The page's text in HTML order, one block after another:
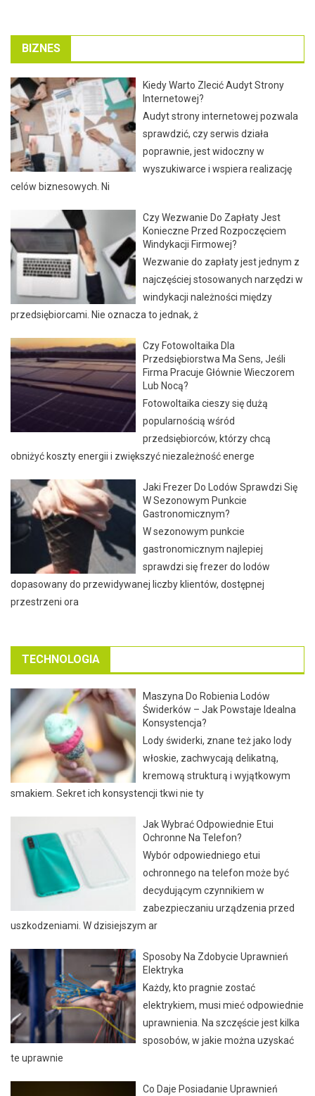
BIZNES
Kiedy Warto Zlecić Audyt Strony
Internetowej?
Audyt strony internetowej pozwala
sprawdzić, czy serwis działa
poprawnie, jest widoczny w
wyszukiwarce i wspiera realizację
celów biznesowych. Ni
Czy Wezwanie Do Zapłaty Jest
Konieczne Przed Rozpoczęciem
Windykacji Firmowej?
Wezwanie do zapłaty jest jednym z
najczęściej stosowanych narzędzi w
windykacji należności między
przedsiębiorcami. Nie oznacza to jednak, ż
Czy Fotowoltaika Dla
Przedsiębiorstwa Ma Sens, Jeśli
Firma Pracuje Głównie Wieczorem
Lub Nocą?
Fotowoltaika cieszy się dużą
popularnością wśród
przedsiębiorców, którzy chcą
obniżyć koszty energii i zwiększyć niezależność energe
Jaki Frezer Do Lodów Sprawdzi Się
W Sezonowym Punkcie
Gastronomicznym?
W sezonowym punkcie
gastronomicznym najlepiej
sprawdzi się frezer do lodów
dopasowany do przewidywanej liczby klientów, dostępnej
przestrzeni ora
TECHNOLOGIA
Maszyna Do Robienia Lodów
Świderków – Jak Powstaje Idealna
Konsystencja?
Lody świderki, znane też jako lody
włoskie, zachwycają delikatną,
kremową strukturą i wyjątkowym
smakiem. Sekret ich konsystencji tkwi nie ty
Jak Wybrać Odpowiednie Etui
Ochronne Na Telefon?
Wybór odpowiedniego etui
ochronnego na telefon może być
decydującym czynnikiem w
zabezpieczaniu urządzenia przed
uszkodzeniami. W dzisiejszym ar
Sposoby Na Zdobycie Uprawnień
Elektryka
Każdy, kto pragnie zostać
elektrykiem, musi mieć odpowiednie
uprawnienia. Na szczęście jest kilka
sposobów, w jakie można uzyskać
te uprawnie
Co Daje Posiadanie Uprawnień